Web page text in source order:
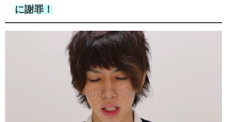
に謝罪！